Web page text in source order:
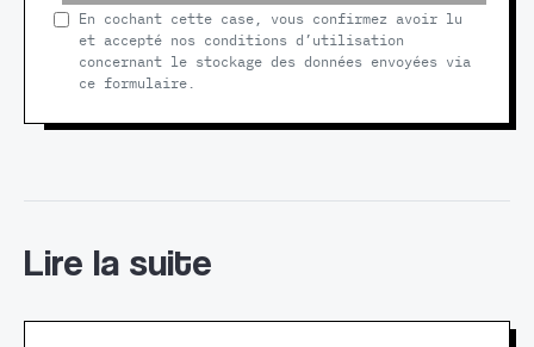
En cochant cette case, vous confirmez avoir lu
et accepté nos conditions d’utilisation
concernant le stockage des données envoyées via
ce formulaire.
Lire la suite